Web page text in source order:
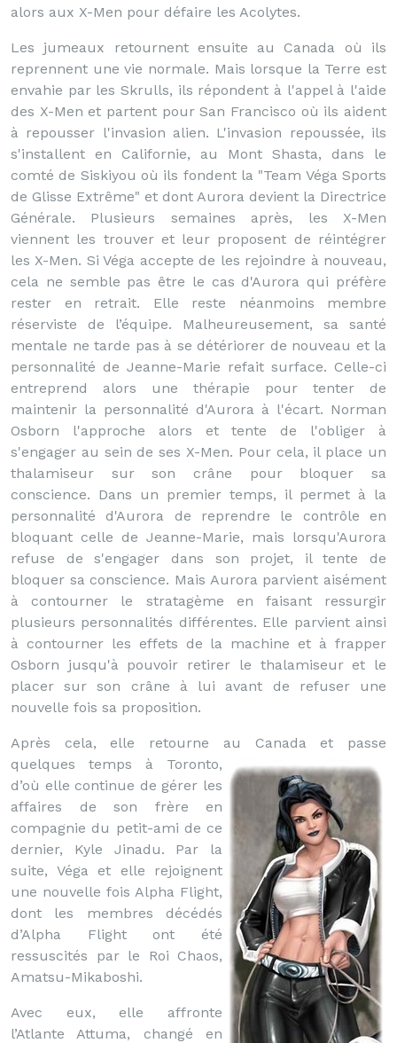
alors aux X-Men pour défaire les Acolytes.
Les jumeaux retournent ensuite au Canada où ils
reprennent une vie normale. Mais lorsque la Terre est
envahie par les Skrulls, ils répondent à l'appel à l'aide
des X-Men et partent pour San Francisco où ils aident
à repousser l'invasion alien. L'invasion repoussée, ils
s'installent en Californie, au Mont Shasta, dans le
comté de Siskiyou où ils fondent la "Team Véga Sports
de Glisse Extrême" et dont Aurora devient la Directrice
Générale. Plusieurs semaines après, les X-Men
viennent les trouver et leur proposent de réintégrer
les X-Men. Si Véga accepte de les rejoindre à nouveau,
cela ne semble pas être le cas d'Aurora qui préfère
rester en retrait. Elle reste néanmoins membre
réserviste de l’équipe. Malheureusement, sa santé
mentale ne tarde pas à se détériorer de nouveau et la
personnalité de Jeanne-Marie refait surface. Celle-ci
entreprend alors une thérapie pour tenter de
maintenir la personnalité d'Aurora à l'écart. Norman
Osborn l'approche alors et tente de l'obliger à
s'engager au sein de ses X-Men. Pour cela, il place un
thalamiseur sur son crâne pour bloquer sa
conscience. Dans un premier temps, il permet à la
personnalité d'Aurora de reprendre le contrôle en
bloquant celle de Jeanne-Marie, mais lorsqu'Aurora
refuse de s'engager dans son projet, il tente de
bloquer sa conscience. Mais Aurora parvient aisément
à contourner le stratagème en faisant ressurgir
plusieurs personnalités différentes. Elle parvient ainsi
à contourner les effets de la machine et à frapper
Osborn jusqu'à pouvoir retirer le thalamiseur et le
placer sur son crâne à lui avant de refuser une
nouvelle fois sa proposition.
Après cela, elle retourne au Canada et passe
quelques temps à Toronto,
d’où elle continue de gérer les
affaires de son frère en
compagnie du petit-ami de ce
dernier, Kyle Jinadu. Par la
suite, Véga et elle rejoignent
une nouvelle fois Alpha Flight,
dont les membres décédés
d’Alpha Flight ont été
ressuscités par le Roi Chaos,
Amatsu-Mikaboshi.
Avec eux, elle affronte
l’Atlante Attuma, changé en